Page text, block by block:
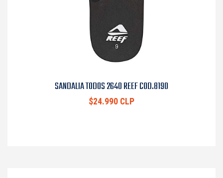
SANDALIA TODOS 2640 REEF COD.8190
$24.990 CLP